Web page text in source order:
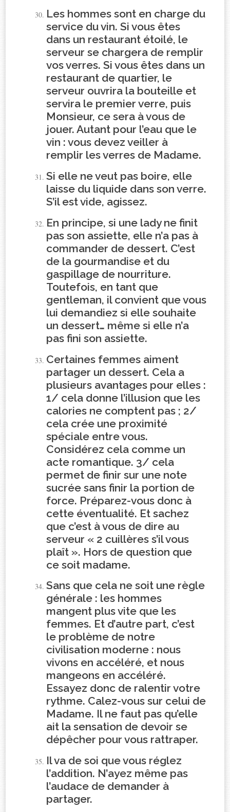
Les hommes sont en charge du
service du vin. Si vous êtes
dans un restaurant étoilé, le
serveur se chargera de remplir
vos verres. Si vous êtes dans un
restaurant de quartier, le
serveur ouvrira la bouteille et
servira le premier verre, puis
Monsieur, ce sera à vous de
jouer. Autant pour l’eau que le
vin : vous devez veiller à
remplir les verres de Madame.
Si elle ne veut pas boire, elle
laisse du liquide dans son verre.
S’il est vide, agissez.
En principe, si une lady ne finit
pas son assiette, elle n’a pas à
commander de dessert. C’est
de la gourmandise et du
gaspillage de nourriture.
Toutefois, en tant que
gentleman, il convient que vous
lui demandiez si elle souhaite
un dessert… même si elle n’a
pas fini son assiette.
Certaines femmes aiment
partager un dessert. Cela a
plusieurs avantages pour elles :
1/ cela donne l’illusion que les
calories ne comptent pas ; 2/
cela crée une proximité
spéciale entre vous.
Considérez cela comme un
acte romantique. 3/ cela
permet de finir sur une note
sucrée sans finir la portion de
force. Préparez-vous donc à
cette éventualité. Et sachez
que c’est à vous de dire au
serveur « 2 cuillères s’il vous
plaît ». Hors de question que
ce soit madame.
Sans que cela ne soit une règle
générale : les hommes
mangent plus vite que les
femmes. Et d’autre part, c’est
le problème de notre
civilisation moderne : nous
vivons en accéléré, et nous
mangeons en accéléré.
Essayez donc de ralentir votre
rythme. Calez-vous sur celui de
Madame. Il ne faut pas qu’elle
ait la sensation de devoir se
dépêcher pour vous rattraper.
Il va de soi que vous réglez
l’addition. N’ayez même pas
l’audace de demander à
partager.